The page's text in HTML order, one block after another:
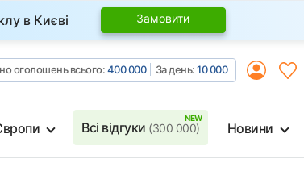
в Києві Замовити
оголошень всього:400 000 За день:10 000
Всі відгуки (300 000) Новини